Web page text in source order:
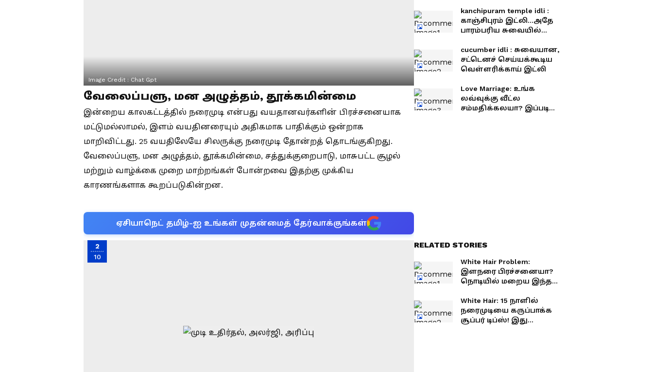
Image Credit : Chat Gpt
வேலைப்பளு, மன அழுத்தம், தூக்கமின்மை
இன்றைய காலகட்டத்தில் நரைமுடி என்பது வயதானவர்களின் பிரச்சனையாக
மட்டுமல்லாமல், இளம் வயதினரையும் அதிகமாக பாதிக்கும் ஒன்றாக
மாறிவிட்டது. 25 வயதிலேயே சிலருக்கு நரைமுடி தோன்றத் தொடங்குகிறது.
வேலைப்பளு, மன அழுத்தம், தூக்கமின்மை, சத்துக்குறைபாடு, மாசுபட்ட சூழல்
மற்றும் வாழ்க்கை முறை மாற்றங்கள் போன்றவை இதற்கு முக்கிய
காரணங்களாக கூறப்படுகின்றன.
ஏசியாநெட் தமிழ்-ஐ உங்கள் முதன்மைத் தேர்வாக்குங்கள்
2
10
kanchipuram temple idli :
காஞ்சிபுரம் இட்லி...அதே
பாரம்பரிய சுவையில்
செய்யலாம்?
cucumber idli : சுவையான,
சட்டெனச் செய்யக்கூடிய
வெள்ளரிக்காய் இட்லி
Love Marriage: உங்க
லவ்வுக்கு வீட்ல
சம்மதிக்கலயா? இப்படி
RELATED STORIES
White Hair Problem:
இளநரை பிரச்சனையா?
நொடியில் மறைய இந்த
பாருங்கள், தீர்வு உறுதி
White Hair: 15 நாளில்
நரைமுடியை கருப்பாக்க
சூப்பர் டிப்ஸ்! இது